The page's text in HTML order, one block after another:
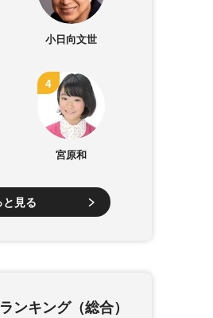
小日向文世
宮原和
と見る
ンキング（総合）